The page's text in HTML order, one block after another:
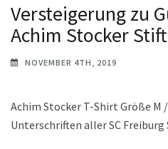
Versteigerung zu
Achim Stocker
NOVEMBER 4TH, 2019
Achim Stocker T-Shirt Größe M
Unterschriften aller SC Freiburg